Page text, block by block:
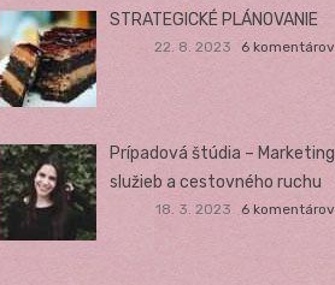
STRATEGICKÉ PLÁNOVANIE
22. 8. 2023 6 komentárov
Prípadová štúdia – Marketing
služieb a cestovného ruchu
18. 3. 2023 6 komentárov